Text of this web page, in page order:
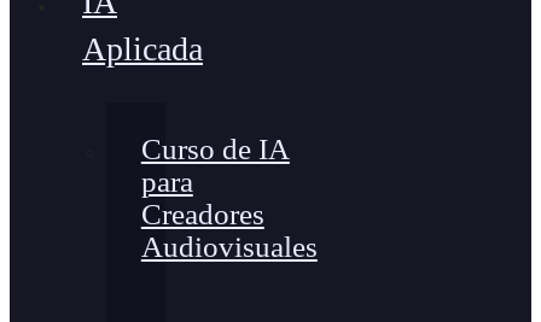
Aplicada
Curso de IA
para
Creadores
Audiovisuales